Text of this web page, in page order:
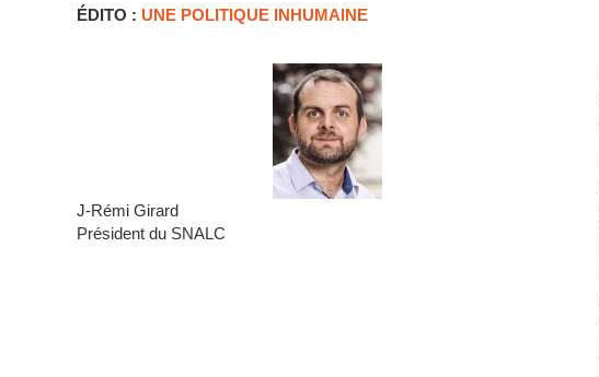
ÉDITO : UNE POLITIQUE INHUMAINE
J-Rémi Girard
Président du SNALC